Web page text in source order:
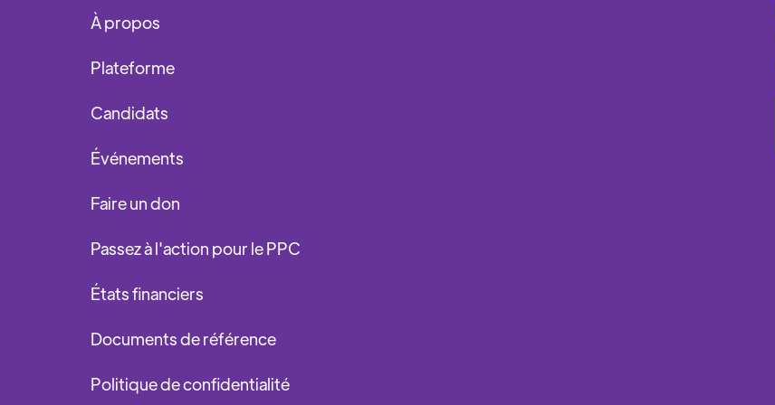
À propos
Plateforme
Candidats
Événements
Faire un don
Passez à l'action pour le PPC
États financiers
Documents de référence
Politique de confidentialité